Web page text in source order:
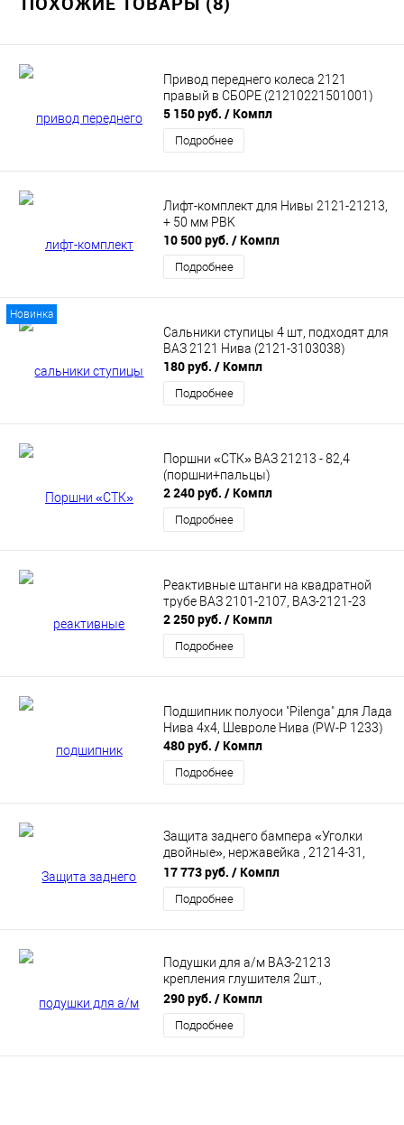
Привод переднего колеса 2121
правый в СБОРЕ (21210221501001)
5 150 руб. / Компл
Подробнее
Лифт-комплект для Нивы 2121-21213,
+ 50 мм PBK
10 500 руб. / Компл
Подробнее
Новинка
Сальники ступицы 4 шт, подходят для
ВАЗ 2121 Нива (2121-3103038)
180 руб. / Компл
Подробнее
Поршни «СТК» ВАЗ 21213 - 82,4
(поршни+пальцы)
2 240 руб. / Компл
Подробнее
Реактивные штанги на квадратной
трубе ВАЗ 2101-2107, ВАЗ-2121-23
2 250 руб. / Компл
Подробнее
Подшипник полуоси "Pilenga" для Лада
Нива 4x4, Шевроле Нива (PW-P 1233)
480 руб. / Компл
Подробнее
Защита заднего бампера «Уголки
двойные», нержавейка , 21214-31,
Модель: 1310
17 773 руб. / Компл
Подробнее
Подушки для а/м ВАЗ-21213
крепления глушителя 2шт.,
полиуретан "DRIVE" CS20 (CS06390)
290 руб. / Компл
Подробнее